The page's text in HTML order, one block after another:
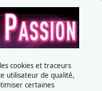
cookies et traceurs
utilisateur de qualité,
certaines